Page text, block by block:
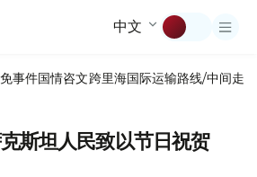
中文
事件国情咨文跨里海国际运输路线/中间走廊
斯坦人民致以节日祝贺